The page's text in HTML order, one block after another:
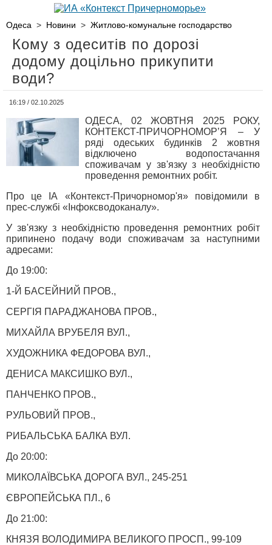
Одеса > Новини > Житлово-комунальне господарство
Кому з одеситів по дорозі
додому доцільно прикупити
води?
16:19 / 02.10.2025
ОДЕСА, 02 ЖОВТНЯ 2025 РОКУ,
КОНТЕКСТ-ПРИЧОРНОМОР’Я – У
ряді одеських будинків 2 жовтня
відключено водопостачання
споживачам у зв'язку з необхідністю
проведення ремонтних робіт.
Про це ІА «Контекст-Причорномор'я» повідомили в
прес-службі «Інфоксводоканалу».
У зв'язку з необхідністю проведення ремонтних робіт
припинено подачу води споживачам за наступними
адресами:
До 19:00:
1-Й БАСЕЙНИЙ ПРОВ.,
СЕРГІЯ ПАРАДЖАНОВА ПРОВ.,
МИХАЙЛА ВРУБЕЛЯ ВУЛ.,
ХУДОЖНИКА ФЕДОРОВА ВУЛ.,
ДЕНИСА МАКСИШКО ВУЛ.,
ПАНЧЕНКО ПРОВ.,
РУЛЬОВИЙ ПРОВ.,
РИБАЛЬСЬКА БАЛКА ВУЛ.
До 20:00:
МИКОЛАЇВСЬКА ДОРОГА ВУЛ., 245-251
ЄВРОПЕЙСЬКА ПЛ., 6
До 21:00:
КНЯЗЯ ВОЛОДИМИРА ВЕЛИКОГО ПРОСП., 99-109